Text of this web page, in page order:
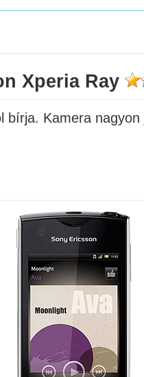
Xperia Ray
bírja. Kamera